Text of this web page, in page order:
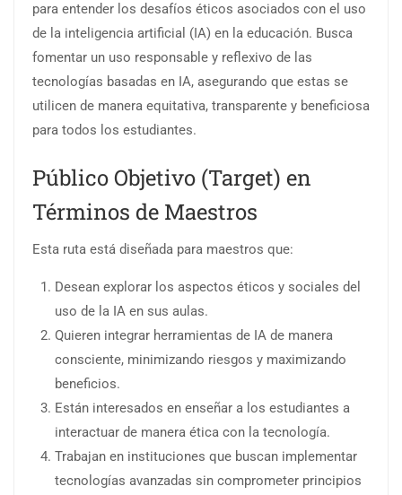
para entender los desafíos éticos asociados con el uso
de la inteligencia artificial (IA) en la educación. Busca
fomentar un uso responsable y reflexivo de las
tecnologías basadas en IA, asegurando que estas se
utilicen de manera equitativa, transparente y beneficiosa
para todos los estudiantes.
Público Objetivo (Target) en
Términos de Maestros
Esta ruta está diseñada para maestros que:
Desean explorar los aspectos éticos y sociales del
uso de la IA en sus aulas.
Quieren integrar herramientas de IA de manera
consciente, minimizando riesgos y maximizando
beneficios.
Están interesados en enseñar a los estudiantes a
interactuar de manera ética con la tecnología.
Trabajan en instituciones que buscan implementar
tecnologías avanzadas sin comprometer principios